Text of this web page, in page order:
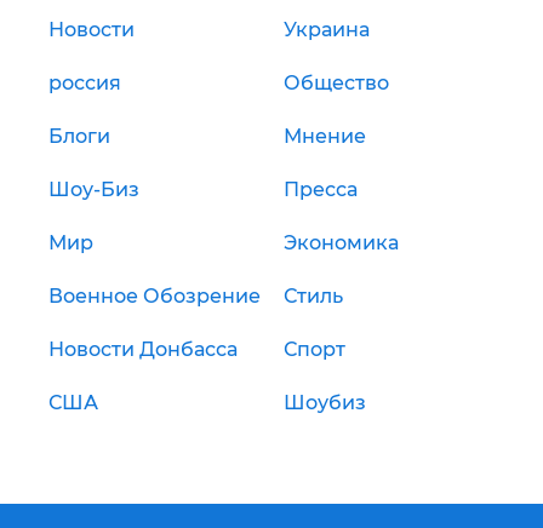
Новости Украина
россия Общество
Блоги Мнение
Шоу-Биз Пресса
Мир Экономика
Военное Обозрение Стиль
Новости Донбасса Спорт
США Шоубиз